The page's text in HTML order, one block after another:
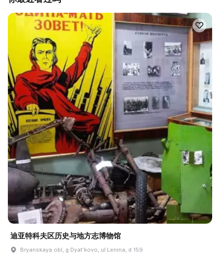
迪亚特科夫区历史与地方志博物馆
Bryanskaya obl, g Dyatʹkovo, ul Lenina, d 159